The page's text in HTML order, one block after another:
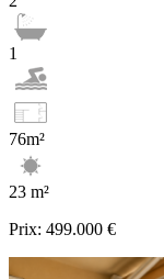
1
76m²
23 m²
Prix: 499.000 €